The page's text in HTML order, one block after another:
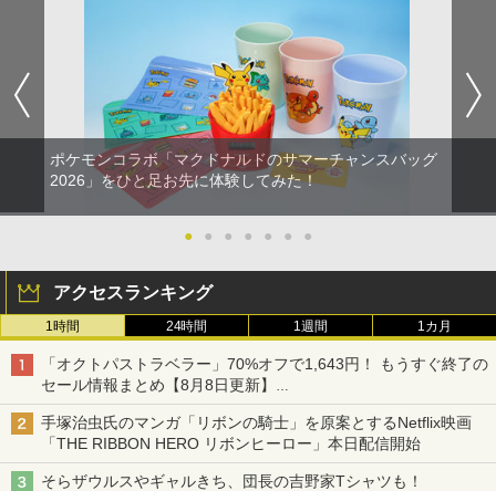
ポケモンコラボ「マクドナルドのサマーチャンスバッグ
2026」をひと足お先に体験してみた！
● ● ● ● ● ● ●
アクセスランキング
1時間 24時間 1週間 1カ月
「オクトパストラベラー」70%オフで1,643円！ もうすぐ終了の
セール情報まとめ【8月8日更新】
ニンテンドーeショップでは「大神 絶景版」が67%オフで990円
手塚治虫氏のマンガ「リボンの騎士」を原案とするNetflix映画
「THE RIBBON HERO リボンヒーロー」本日配信開始
そらザウルスやギャルきち、団長の吉野家Tシャツも！